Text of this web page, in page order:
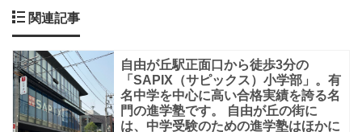
れ
る
お
子
様
関連記事
自由が丘駅正面口から徒歩3分の
「SAPIX（サピックス）小学部」。有
名中学を中心に高い合格実績を誇る名
門の進学塾です。 自由が丘の街に
は、中学受験のための進学塾はほかに